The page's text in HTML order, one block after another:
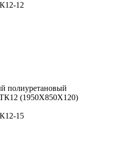
12
полиуретановый
(1950Х850Х120)
15